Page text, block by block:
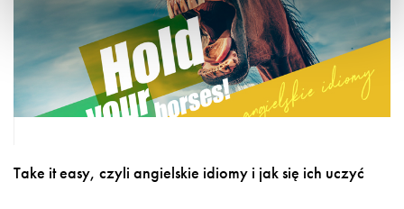
Take it easy, czyli angielskie idiomy i jak się ich uczyć